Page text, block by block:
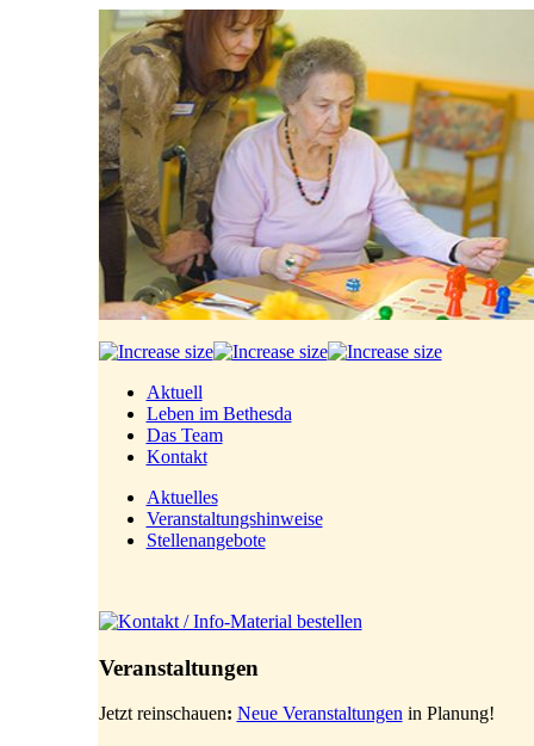
Aktuell
Leben im Bethesda
Das Team
Kontakt
Aktuelles
Veranstaltungshinweise
Stellenangebote
Veranstaltungen
Jetzt reinschauen: Neue Veranstaltungenin Planung!